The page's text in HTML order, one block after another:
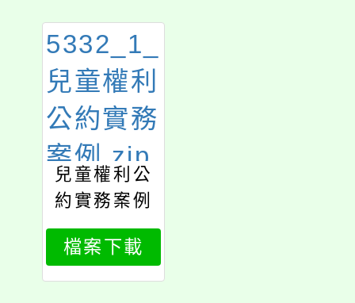
兒童權利公
約實務案例
檔案下載